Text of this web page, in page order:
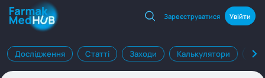
Зареєструватися Увійти
Дослідження Статті Заходи Калькулятори